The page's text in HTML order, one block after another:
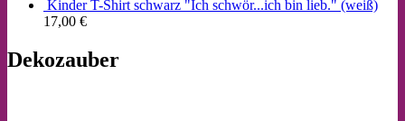
Kinder T-Shirt schwarz "Ich schwör...ich bin lieb." (weiß)
17,00 €
Dekozauber